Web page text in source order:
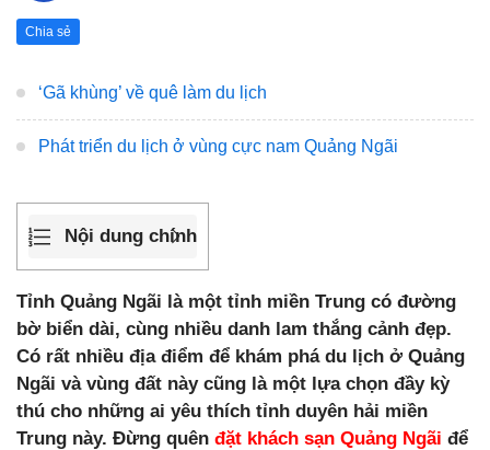
Chia sẻ
‘Gã khùng’ về quê làm du lịch
Phát triển du lịch ở vùng cực nam Quảng Ngãi
Nội dung chính
Tỉnh Quảng Ngãi là một tỉnh miền Trung có đường
bờ biển dài, cùng nhiều danh lam thắng cảnh đẹp.
Có rất nhiều địa điểm để khám phá du lịch ở Quảng
Ngãi và vùng đất này cũng là một lựa chọn đầy kỳ
thú cho những ai yêu thích tỉnh duyên hải miền
Trung này. Đừng quên đặt khách sạn Quảng Ngãi để